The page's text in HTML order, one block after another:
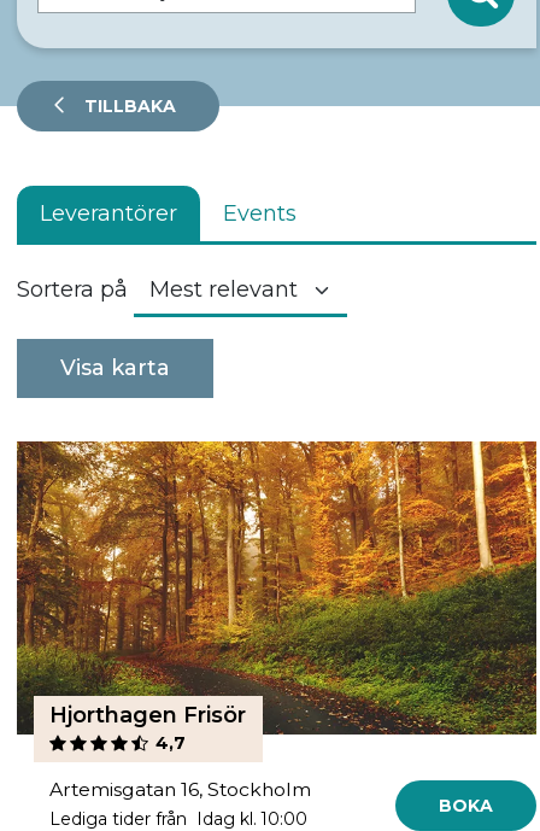
TILLBAKA
Leverantörer Events
Sortera på
Visa karta
Hjorthagen Frisör
4,7
Artemisgatan 16, Stockholm
Lediga tider från Idag kl. 10:00
BOKA